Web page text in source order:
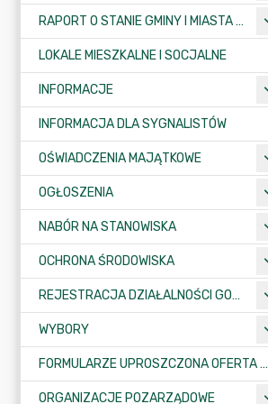
RAPORT O STANIE GMINY I MIASTA KRAJENKA
LOKALE MIESZKALNE I SOCJALNE
INFORMACJE
INFORMACJA DLA SYGNALISTÓW
OŚWIADCZENIA MAJĄTKOWE
OGŁOSZENIA
NABÓR NA STANOWISKA
OCHRONA ŚRODOWISKA
REJESTRACJA DZIAŁALNOŚCI GOSPODARCZEJ
WYBORY
FORMULARZE UPROSZCZONA OFERTA WYKONANIA ZADANIA PUBLICZNEGO
ORGANIZACJE POZARZĄDOWE